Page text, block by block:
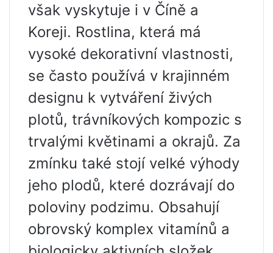
však vyskytuje i v Číně a
Koreji. Rostlina, která má
vysoké dekorativní vlastnosti,
se často používá v krajinném
designu k vytváření živých
plotů, trávníkových kompozic s
trvalými květinami a okrajů. Za
zmínku také stojí velké výhody
jeho plodů, které dozrávají do
poloviny podzimu. Obsahují
obrovský komplex vitamínů a